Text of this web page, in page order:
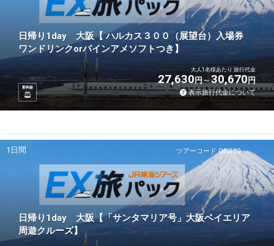
日帰り1day 大阪【 ハルカス３００（展望台）入場券
ワンドリンクorパインアメソフトつき】
新幹線
大人1名様あたり 旅行代金
27,630円 30,670円
表示旅行代金について
ツアーコード Q02I2Q
1日間
日帰り1day 大阪【「サンタマリア号」大阪ベイエリア
周遊クルーズ】